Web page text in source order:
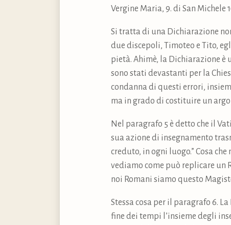
Vergine Maria, 9. di San Michele
Si tratta di una Dichiarazione
due discepoli, Timoteo e Tito,
pietà. Ahimè, la Dichiarazione è
sono stati devastanti per la
condanna di questi errori,
ma in grado di costituire un
Nel paragrafo 5 è detto che il
sua azione di insegnamento
creduto, in ogni luogo.” Cosa
vediamo come può replicare un
noi Romani siamo questo
Stessa cosa per il paragrafo 6.
fine dei tempi l’insieme degli